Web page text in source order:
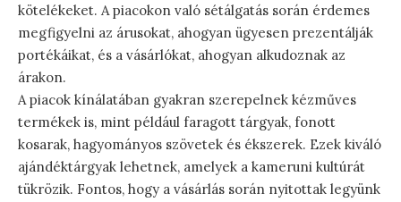
kötelékeket. A piacokon való sétálgatás során érdemes
megfigyelni az árusokat, ahogyan ügyesen prezentálják
portékáikat, és a vásárlókat, ahogyan alkudoznak az
árakon.
A piacok kínálatában gyakran szerepelnek kézműves
termékek is, mint például faragott tárgyak, fonott
kosarak, hagyományos szövetek és ékszerek. Ezek kiváló
ajándéktárgyak lehetnek, amelyek a kameruni kultúrát
tükrözik. Fontos, hogy a vásárlás során nyitottak legyünk